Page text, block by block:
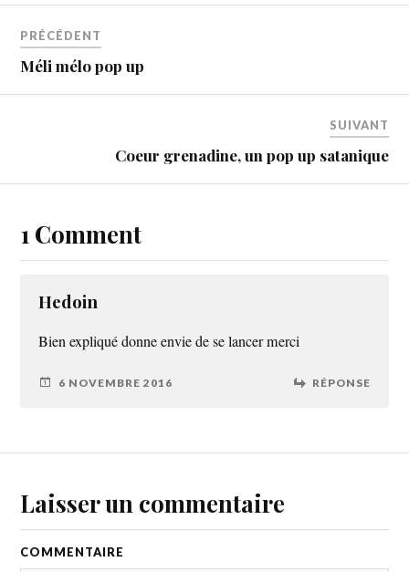
PRÉCÉDENT
Méli mélo pop up
SUIVANT
Coeur grenadine, un pop up satanique
1 Comment
Hedoin
Bien expliqué donne envie de se lancer merci
6 NOVEMBRE 2016 RÉPONSE
Laisser un commentaire
COMMENTAIRE